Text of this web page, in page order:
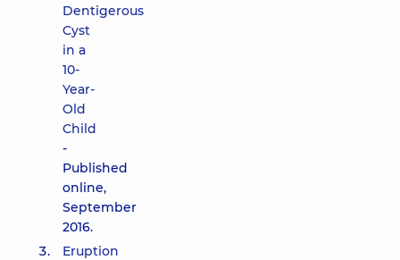
Dentigerous
Cyst
in a
10-
Year-
Old
Child
-
Published
online,
September
2016.
Eruption